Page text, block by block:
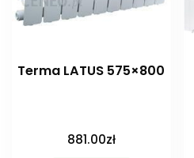
Terma LATUS 575×800
881.00zł